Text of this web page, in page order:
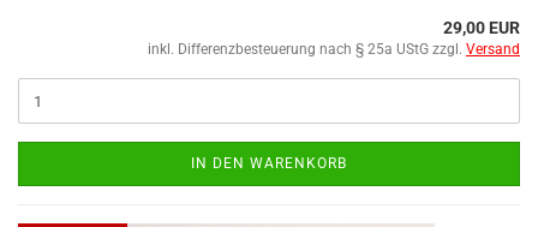
29,00 EUR
inkl. Differenzbesteuerung nach § 25a UStG zzgl. Versand
IN DEN WARENKORB